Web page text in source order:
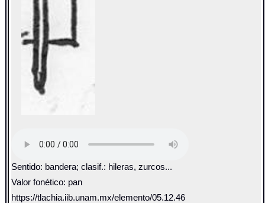
Sentido: bandera; clasif.: hileras, zurcos...
Valor fonético: pan
https://tlachia.iib.unam.mx/elemento/05.12.46